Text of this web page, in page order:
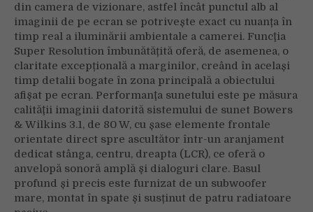
din camera de vizionare, astfel încât punctul alb al
imaginii de pe ecran se potrivește exact cu nuanța în
timp real a iluminării ambientale a camerei. Funcţia
Super Resolution îmbunătățită oferă, de asemenea, o
claritate excepțională a marginilor, creând în același
timp detalii bogate în zona principală a obiectului
afişat pe ecran. Performanţa sunetului este pe măsura
calităţii imaginii datorită sistemului de sunet Bowers
& Wilkins 3.1, de 80 W, cu șase elemente frontale
orientate direct spre ascultător într-un aranjament
dedicat stânga, centru, dreapta (LCR), ce oferă o
anvelopă sonoră amplă şi dialoguri clare. Basul
profund și precis este furnizat de un subwoofer
mare, montat în spate şi susținut de patru radiatoare